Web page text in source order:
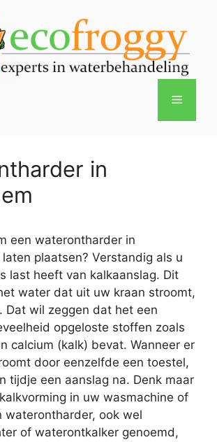
Menu
in
een waterontharder in
plaatsen? Verstandig als u
last heeft van kalkaanslag. Dit
water dat uit uw kraan stroomt,
Dat wil zeggen dat het een
opgeloste stoffen zoals
calcium (kalk) bevat. Wanneer er
door eenzelfde een toestel,
tijdje een aanslag na. Denk maar
in uw wasmachine of
waterontharder, ook wel
of waterontkalker genoemd,